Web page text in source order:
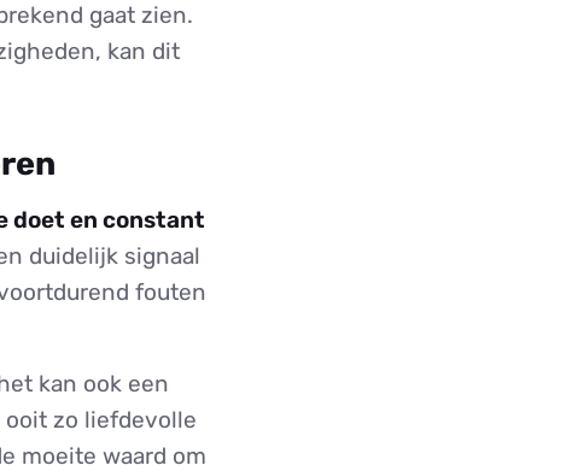
gaat zien.
kan dit
doet en constant
duidelijk signaal
fouten
kan ook een
zo liefdevolle
moeite waard om